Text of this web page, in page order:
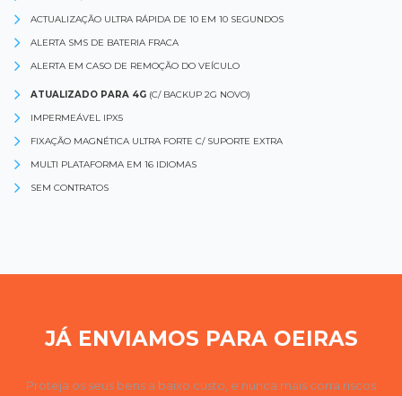
ACTUALIZAÇÃO ULTRA RÁPIDA DE 10 EM 10 SEGUNDOS
ALERTA SMS DE BATERIA FRACA
ALERTA EM CASO DE REMOÇÃO DO VEÍCULO
ATUALIZADO PARA 4G (C/ BACKUP 2G NOVO)
IMPERMEÁVEL IPX5
FIXAÇÃO MAGNÉTICA ULTRA FORTE C/ SUPORTE EXTRA
MULTI PLATAFORMA EM 16 IDIOMAS
SEM CONTRATOS
JÁ ENVIAMOS PARA OEIRAS
Proteja os seus bens a baixo custo, e nunca mais corra riscos